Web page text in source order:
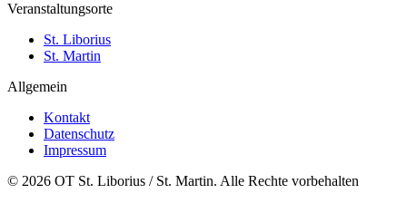
Veranstaltungsorte
St. Liborius
St. Martin
Allgemein
Kontakt
Datenschutz
Impressum
© 2026 OT St. Liborius / St. Martin. Alle Rechte vorbehalten